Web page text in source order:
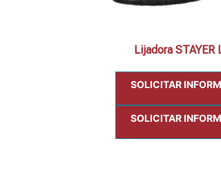
Lijadora STAYER
SOLICITAR
SOLICITAR